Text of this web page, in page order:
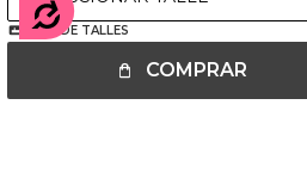
GUÍA DE TALLES
COMPRAR